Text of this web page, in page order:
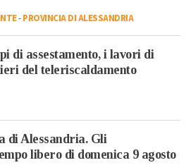
-PROVINCIA DI ALESSANDRIA
di assestamento, i lavori di
del teleriscaldamento
di Alessandria. Gli
libero di domenica 9 agosto